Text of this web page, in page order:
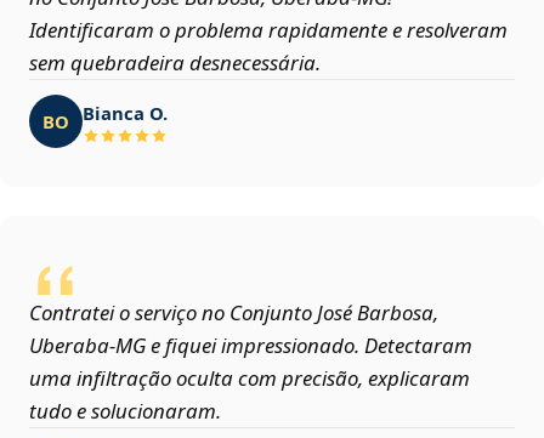
Identificaram o problema rapidamente e resolveram
sem quebradeira desnecessária.
BO Bianca O.
Contratei o serviço no Conjunto José Barbosa,
Uberaba‑MG e fiquei impressionado. Detectaram
uma infiltração oculta com precisão, explicaram
tudo e solucionaram.